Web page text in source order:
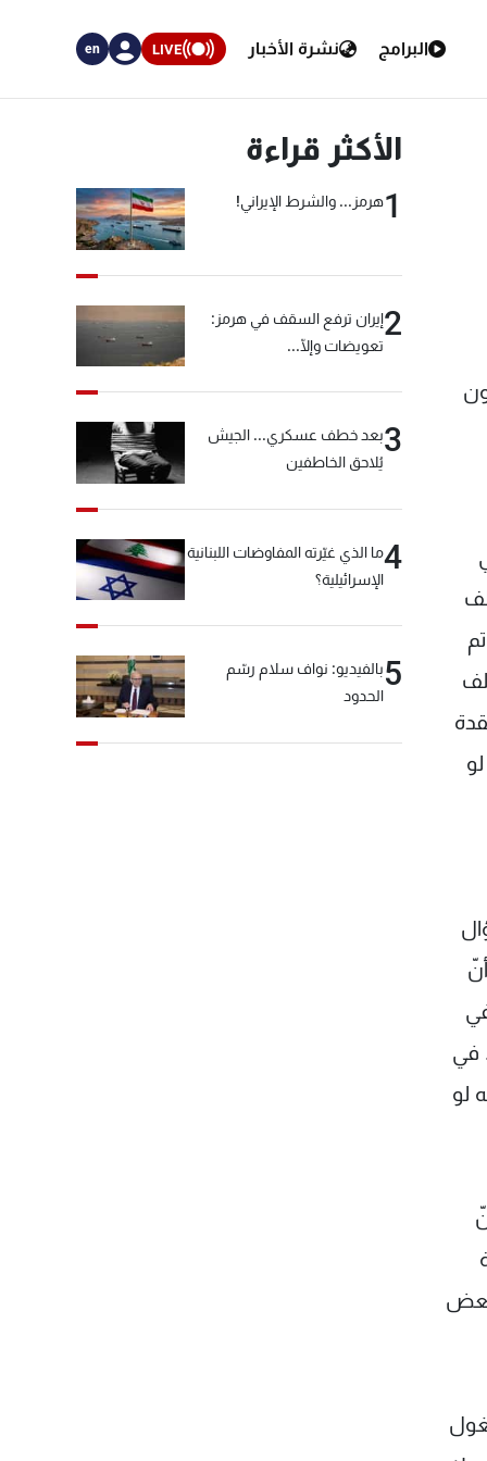
البرامج نشرة الأخبار LIVE
en
في
لو
بعض
الأكثر قراءة
1هرمز... والشرط الإيراني!
2إيران ترفع السقف في هرمز:
تعويضات وإلّا...
3بعد خطف عسكري... الجيش
يُلاحق الخاطفين
4ما الذي غيّرته المفاوضات اللبنانية
الإسرائيلية؟
5بالفيديو: نواف سلام رسّم
الحدود